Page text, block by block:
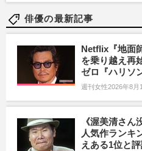
俳優の最新記事
Netflix『地面
を乗り越え再
ゼロ『ハリソ
週刊女性2026年8月
《渥美清さん
人気作ランキ
えある1位と